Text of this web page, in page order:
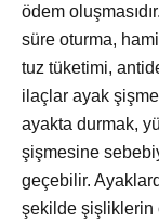
ödem
süre oturma,
tuz tüketimi,
ilaçlar ayak
ayakta durmak,
şişmesine
geçebilir.
şekilde şişliklerin